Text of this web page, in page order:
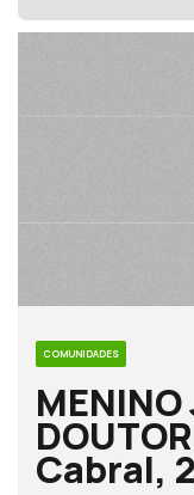
COMUNIDADES
MENINO
Cabral,